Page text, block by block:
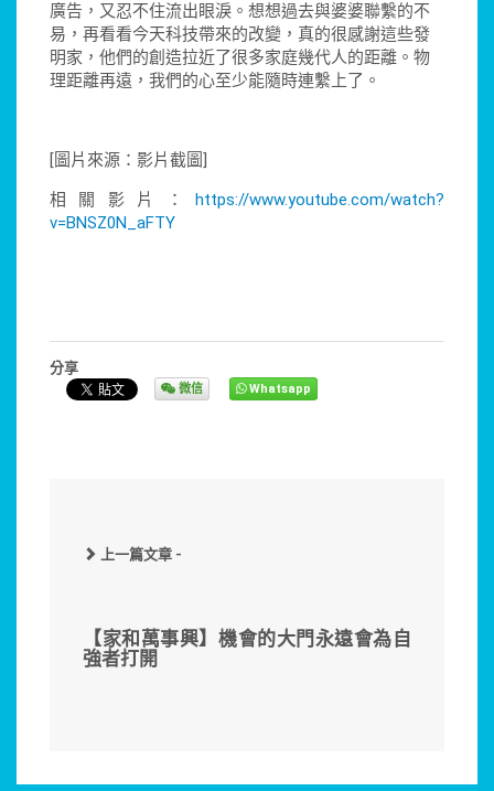
廣告，又忍不住流出眼淚。想想過去與婆婆聯繫的不
易，再看看今天科技帶來的改變，真的很感謝這些發
明家，他們的創造拉近了很多家庭幾代人的距離。物
理距離再遠，我們的心至少能隨時連繫上了。
[圖片來源：影片截圖]
相關影片： https://www.youtube.com/watch?
v=BNSZ0N_aFTY
分享
微信 Whatsapp
上一篇文章 -
【家和萬事興】機會的大門永遠會為自
強者打開